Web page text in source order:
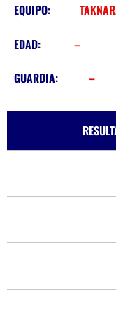
EQUIPO:
EDAD: –
GUARDIA: –